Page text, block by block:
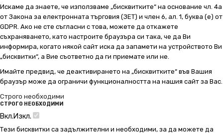
Искаме да знаете, че използваме „бисквитките“ на основание чл. 4а
от Закона за електронната търговия (ЗЕТ) и член 6, ал. 1, буква (е) от
GDPR. Ако не сте съгласни с това, можете да откажете
съхраняването, като настроите браузъра си така, че да Ви
информира, когато някой сайт иска да запамети на устройството Ви
„бисквитки“, а Вие съответно да ги приемате или не.
Имайте предвид, че деактивирането на „бисквитките“ във Вашия
браузър може да ограничи функционалността на нашия сайт за Вас.
Строго необходими
СТРОГО НЕОБХОДИМИ
Вкл.Изкл.
Тези бисквитки са задължителни и необходими, за да можете да